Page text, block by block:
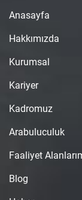
Anasayfa
Hakkımızda
Kurumsal
Kariyer
Kadromuz
Arabuluculuk
Faaliyet
Blog